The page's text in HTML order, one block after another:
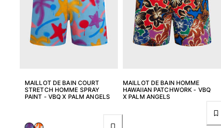
MAILLOT DE BAIN COURT
STRETCH HOMME SPRAY
PAINT - VBQ X PALM ANGELS
MAILLOT DE BAIN HOMME
HAWAIIAN PATCHWORK - VBQ
X PALM ANGELS